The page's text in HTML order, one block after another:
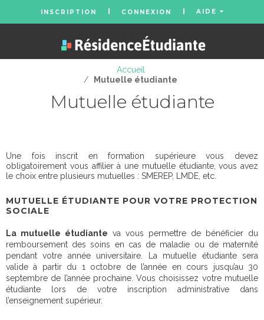
INSCRIPTION CONNEXION AIDE
Accueil
/
Mutuelle étudiante
Mutuelle étudiante
Une fois inscrit en formation supérieure vous devez
obligatoirement vous affilier à une mutuelle étudiante, vous avez
le choix entre plusieurs mutuelles : SMEREP, LMDE, etc.
MUTUELLE ÉTUDIANTE POUR VOTRE PROTECTION
SOCIALE
La mutuelle étudiante va vous permettre de bénéficier du
remboursement des soins en cas de maladie ou de maternité
pendant votre année universitaire. La mutuelle étudiante sera
valide à partir du 1 octobre de l’année en cours jusqu’au 30
septembre de l’année prochaine. Vous choisissez votre mutuelle
étudiante lors de votre inscription administrative dans
l’enseignement supérieur.